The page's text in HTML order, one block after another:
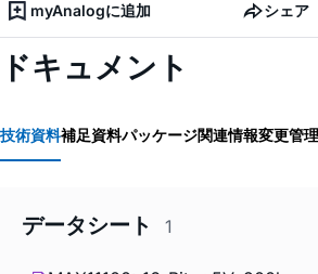
myAnalogに追加 シェア
ドキュメント
技術資料補足資料パッケージ関連情報変更管
データシート 1